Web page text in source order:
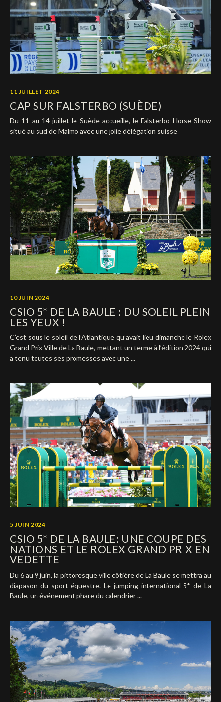
11 JUILLET 2024
CAP SUR FALSTERBO (SUÈDE)
Du 11 au 14 juillet le Suède accueille, le Falsterbo Horse Show
situé au sud de Malmö avec une jolie délégation suisse
10 JUIN 2024
CSIO 5* DE LA BAULE : DU SOLEIL PLEIN
LES YEUX !
C’est sous le soleil de l’Atlantique qu’avait lieu dimanche le Rolex
Grand Prix Ville de La Baule, mettant un terme à l’édition 2024 qui
a tenu toutes ses promesses avec une ...
5 JUIN 2024
CSIO 5* DE LA BAULE: UNE COUPE DES
NATIONS ET LE ROLEX GRAND PRIX EN
VEDETTE
Du 6 au 9 juin, la pittoresque ville côtière de La Baule se mettra au
diapason du sport équestre. Le jumping international 5* de La
Baule, un événement phare du calendrier ...